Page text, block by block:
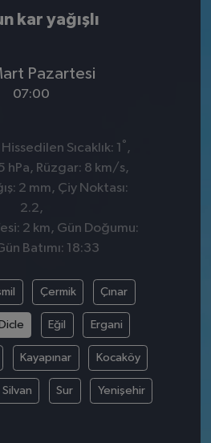
kar yağışlı
Pazartesi
07:00
Sıcaklık: 1 ° ,
hPa, Rüzgar: 8 km/s,
2 mm, Çiy Noktası:
2.2,
2 km, Gün Doğumu:
Batımı: 18:33
Çermik Çınar
Dicle Eğil Ergani
Kayapınar Kocaköy
Silvan Sur Yenişehir